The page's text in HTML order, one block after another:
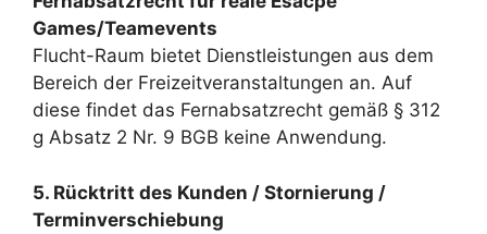
Games/Teamevents
Flucht-Raum bietet Dienstleistungen aus dem
Bereich der Freizeitveranstaltungen an. Auf
diese findet das Fernabsatzrecht gemäß § 312
g Absatz 2 Nr. 9 BGB keine Anwendung.
5. Rücktritt des Kunden / Stornierung /
Terminverschiebung